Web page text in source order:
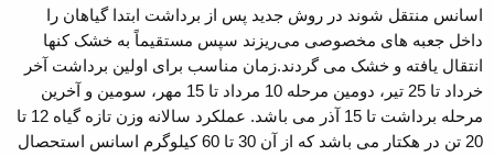
اسانس منتقل شوند در روش جدید پس از برداشت ابتدا گیاهان را
داخل جعبه های مخصوصی می‌ریزند سپس مستقیماً به خشک کنها
انتقال یافته و خشک می گردند.زمان مناسب برای اولین برداشت آخر
خرداد تا 25 تیر، دومین مرحله 10 مرداد تا 15 مهر، سومین و آخرین
مرحله برداشت تا 15 آذر می باشد. عملکرد سالانه وزن تازه گیاه 12 تا
20 تن در هکتار می باشد که از آن 30 تا 60 کیلوگرم اسانس استحصال